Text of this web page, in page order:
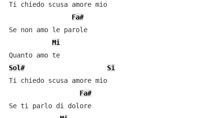
Ti chiedo scusa amore mio
Fa#
Se non amo le parole
Mi
Quanto amo te
Sol#
Si
Ti chiedo scusa amore mio
Fa#
Se ti parlo di dolore